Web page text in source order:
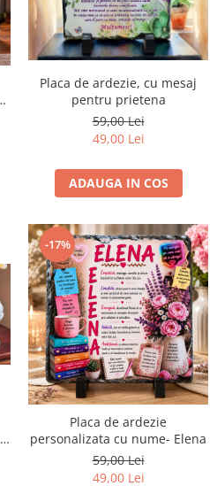
Placa de ardezie, cu mesaj
pentru prietena
59,00 Lei
49,00 Lei
ADAUGA IN COS
-17%
Placa de ardezie
personalizata cu nume- Elena
59,00 Lei
49,00 Lei